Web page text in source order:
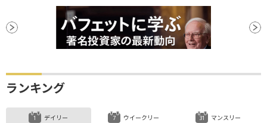
ランキング
デイリー ウイークリー マンスリー